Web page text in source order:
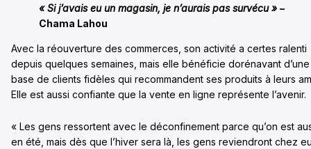
« Si j’avais eu un magasin, je n’aurais pas survécu » –
Chama Lahou
Avec la réouverture des commerces, son activité a certes ralenti
depuis quelques semaines, mais elle bénéficie dorénavant d’une
base de clients fidèles qui recommandent ses produits à leurs
Elle est aussi confiante que la vente en ligne représente l’avenir.
« Les gens ressortent avec le déconfinement parce qu’on est
en été, mais dès que l’hiver sera là, les gens reviendront chez